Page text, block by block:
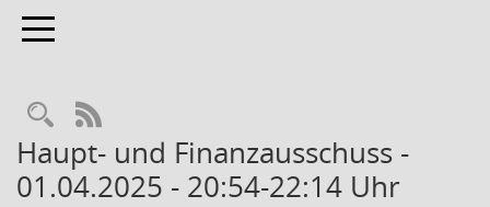
Toggle navigation
Rechercheauswahl
RSS-Feed
Haupt- und Finanzausschuss -
01.04.2025 - 20:54-22:14 Uhr